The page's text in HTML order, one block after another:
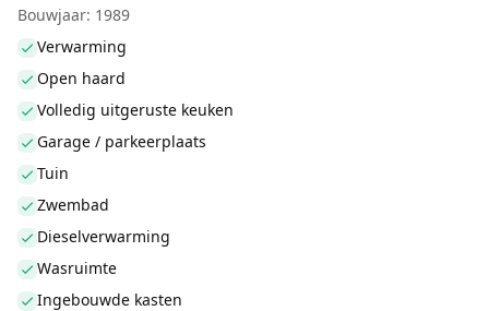
Bouwjaar: 1989
Verwarming
Open haard
Volledig uitgeruste keuken
Garage / parkeerplaats
Tuin
Zwembad
Dieselverwarming
Wasruimte
Ingebouwde kasten